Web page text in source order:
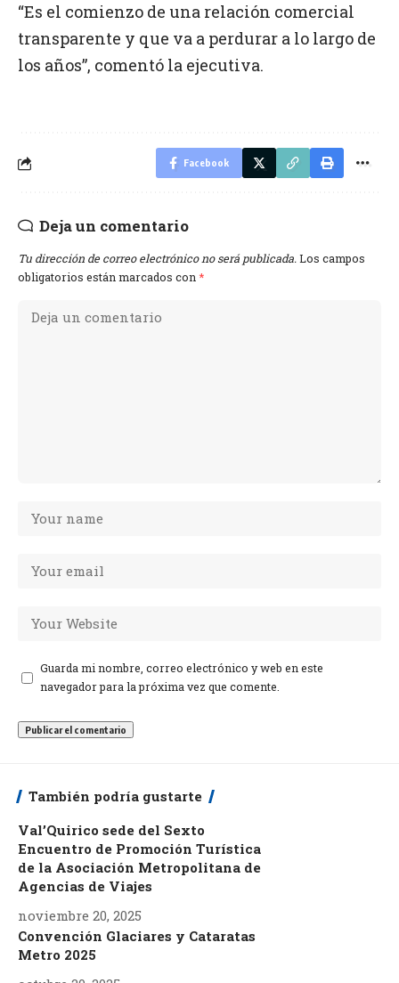
“Es el comienzo de una relación comercial
transparente y que va a perdurar a lo largo de
los años”, comentó la ejecutiva.
Facebook
Deja un comentario
Tu dirección de correo electrónico no será publicada. Los campos
obligatorios están marcados con *
Guarda mi nombre, correo electrónico y web en este
navegador para la próxima vez que comente.
También podría gustarte
Val’Quirico sede del Sexto
Encuentro de Promoción Turística
de la Asociación Metropolitana de
Agencias de Viajes
noviembre 20, 2025
Convención Glaciares y Cataratas
Metro 2025